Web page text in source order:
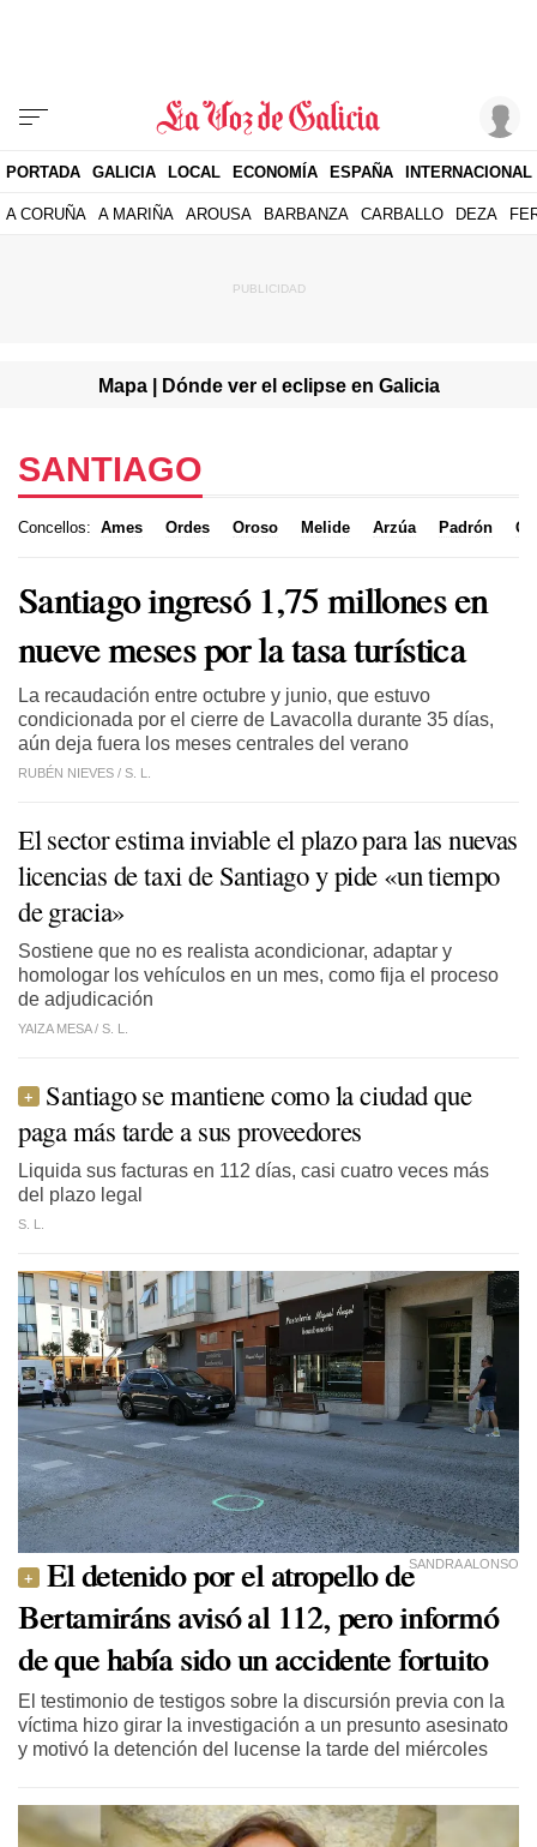
PORTADA GALICIA LOCAL ECONOMÍA ESPAÑA INTERNACIONAL
A CORUÑA A MARIÑA AROUSA BARBANZA CARBALLO DEZA
Mapa | Dónde ver el eclipse en Galicia
SANTIAGO
Concellos: Ames Ordes Oroso Melide Arzúa Padrón O
Santiago ingresó 1,75 millones en
nueve meses por la tasa turística
La recaudación entre octubre y junio, que estuvo
condicionada por el cierre de Lavacolla durante 35 días,
aún deja fuera los meses centrales del verano
RUBÉN NIEVES / S. L.
El sector estima inviable el plazo para las nuevas
licencias de taxi de Santiago y pide «un tiempo
de gracia»
Sostiene que no es realista acondicionar, adaptar y
homologar los vehículos en un mes, como fija el proceso
de adjudicación
YAIZA MESA / S. L.
Santiago se mantiene como la ciudad que
paga más tarde a sus proveedores
Liquida sus facturas en 112 días, casi cuatro veces más
del plazo legal
S. L.
SANDRA ALONSO
El detenido por el atropello de
Bertamiráns avisó al 112, pero informó
de que había sido un accidente fortuito
El testimonio de testigos sobre la discursión previa con la
víctima hizo girar la investigación a un presunto asesinato
y motivó la detención del lucense la tarde del miércoles